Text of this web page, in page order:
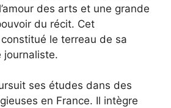
des arts et une grande
du récit. Cet
le terreau de sa
journaliste.
ses études dans des
en France. Il intègre